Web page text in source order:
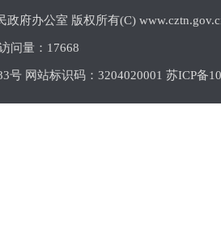
府办公室 版权所有(C)
问量： 17668
号 网站标识码：3204020001 苏ICP备